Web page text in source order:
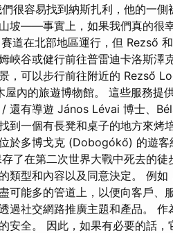
很容易找到納斯扎利，他的一
坡——事實上，如果我們真的很
道在北部地區運行，但 Rezső
峽谷或健行前往普雷迪卡洛斯
，可以步行前往附近的 Rezső
內的旅遊博物館。 這些服務提
還有導遊 János Lévai 博士、
到一個有長凳和桌子的地方來烤
於多博戈克 (Dobogókő) 的遊
了在第二次世界大戰中死去的
類型和內容以及同意決定。 例如
可能多的管道上，以便向客戶、
過社交網路推廣主題和產品。
安全。 因此，如果有必要的話